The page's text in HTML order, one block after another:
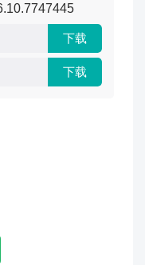
下载
下载